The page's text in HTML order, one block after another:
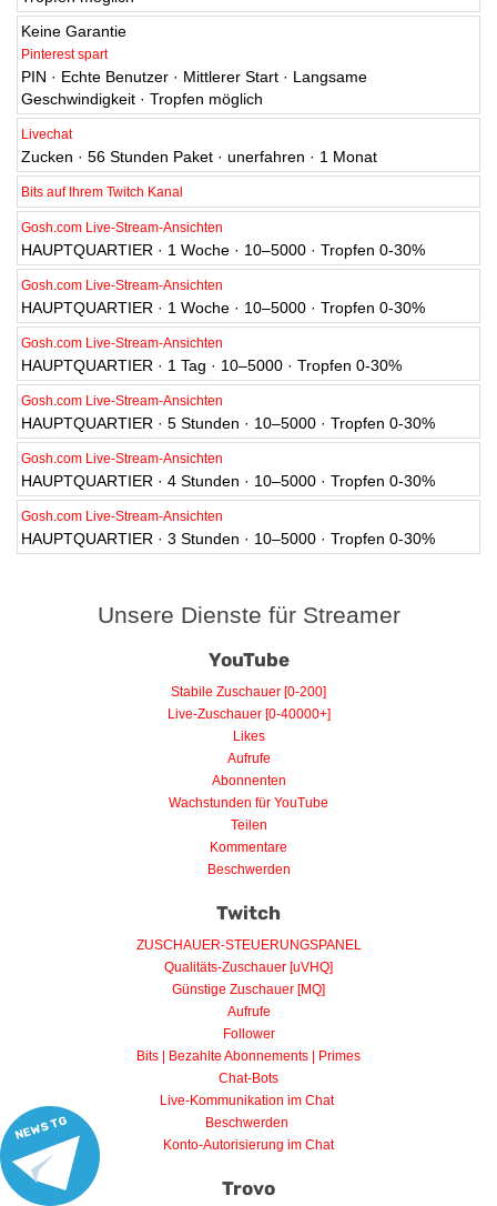
NEWS TG
Tropfen möglich
Keine Garantie
Pinterest spart
PIN · Echte Benutzer · Mittlerer Start · Langsame
Geschwindigkeit · Tropfen möglich
Livechat
Zucken · 56 Stunden Paket · unerfahren · 1 Monat
Bits auf Ihrem Twitch Kanal
Gosh.com Live-Stream-Ansichten
HAUPTQUARTIER · 1 Woche · 10–5000 · Tropfen 0-30%
Gosh.com Live-Stream-Ansichten
HAUPTQUARTIER · 1 Woche · 10–5000 · Tropfen 0-30%
Gosh.com Live-Stream-Ansichten
HAUPTQUARTIER · 1 Tag · 10–5000 · Tropfen 0-30%
Gosh.com Live-Stream-Ansichten
HAUPTQUARTIER · 5 Stunden · 10–5000 · Tropfen 0-30%
Gosh.com Live-Stream-Ansichten
HAUPTQUARTIER · 4 Stunden · 10–5000 · Tropfen 0-30%
Gosh.com Live-Stream-Ansichten
HAUPTQUARTIER · 3 Stunden · 10–5000 · Tropfen 0-30%
Unsere Dienste für Streamer
Stabile Zuschauer [0-200]
Live-Zuschauer [0-40000+]
Likes
Aufrufe
Abonnenten
Wachstunden für YouTube
Teilen
Kommentare
ZUSCHAUER-STEUERUNGSPANEL
Qualitäts-Zuschauer [uVHQ]
Günstige Zuschauer [MQ]
Aufrufe
Follower
Bits | Bezahlte Abonnements | Primes
Chat-Bots
Live-Kommunikation im Chat
Beschwerden